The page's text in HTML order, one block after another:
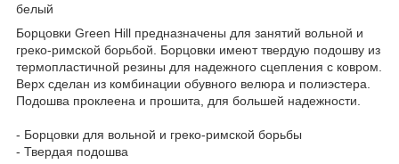
белый
Борцовки Green Hill предназначены для занятий вольной и
греко-римской борьбой. Борцовки имеют твердую подошву из
термопластичной резины для надежного сцепления с ковром.
Верх сделан из комбинации обувного велюра и полиэстера.
Подошва проклеена и прошита, для большей надежности.
- Борцовки для вольной и греко-римской борьбы
- Твердая подошва